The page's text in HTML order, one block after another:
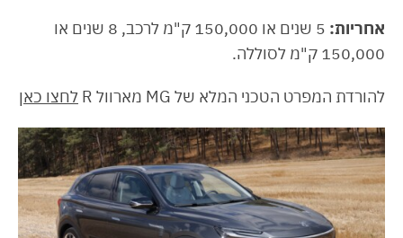
אחריות:
5 שנים או 150,000 ק"מ לרכב, 8 שנים או
150,000 ק"מ לסוללה.
להורדת המפרט הטכני המלא של MG מארוול R לחצו כאן